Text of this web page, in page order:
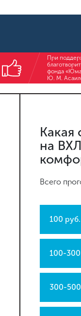
При
фонда
Ю. М.
Какая
на
Всего
100 руб.
100-
300-